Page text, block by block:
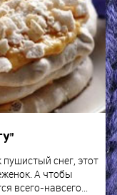
снег, этот
А чтобы
всего-навсего...